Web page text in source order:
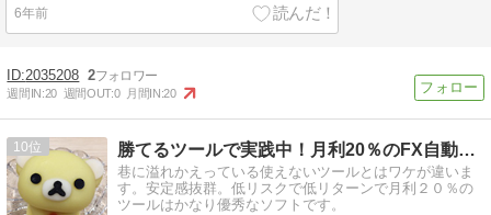
6年前
2035208 2
週間IN:20 週間OUT:0 月間IN:20
10 勝てるツールで実践中！月利20％のFX自動売買〜画像あり〜
巷に溢れかえっている使えないツールとはワケが違いま
す。安定感抜群。低リスクで低リターンで月利２０％の
ツールはかなり優秀なソフトです。